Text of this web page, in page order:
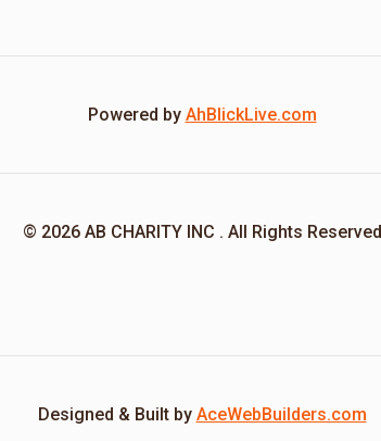
Powered by AhBlickLive.com
© 2026 AB CHARITY INC . All Rights Reserved
Designed & Built by AceWebBuilders.com